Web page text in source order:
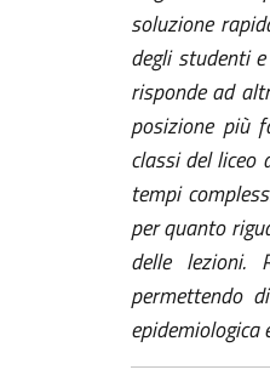
soluzione
degli studenti
risponde ad
posizione più
classi del liceo
tempi
per quanto
delle lezioni.
permettendo
epidemiologica